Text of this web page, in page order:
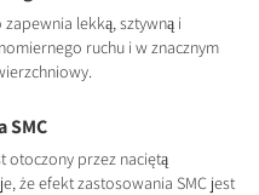
lekką, sztywną i
ruchu i w znacznym
SMC
otoczony przez naciętą
że efekt zastosowania SMC jest